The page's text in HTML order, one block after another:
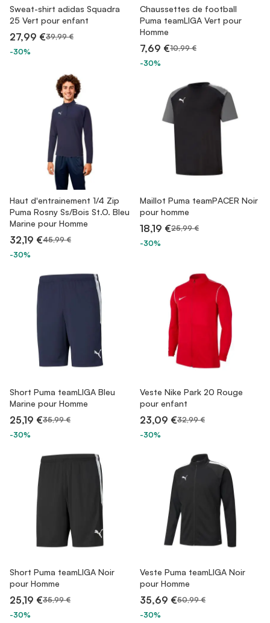
Sweat-shirt adidas Squadra
25 Vert pour enfant
27,99 €39,99 €
-30%
Chaussettes de football
Puma teamLIGA Vert pour
Homme
7,69 €10,99 €
-30%
Haut d'entrainement 1/4 Zip
Puma Rosny Ss/Bois St.O. Bleu
Marine pour Homme
32,19 €45,99 €
-30%
Maillot Puma teamPACER Noir
pour homme
18,19 €25,99 €
-30%
Short Puma teamLIGA Bleu
Marine pour Homme
25,19 €35,99 €
-30%
Veste Nike Park 20 Rouge
pour enfant
23,09 €32,99 €
-30%
Short Puma teamLIGA Noir
pour Homme
25,19 €35,99 €
-30%
Veste Puma teamLIGA Noir
pour Homme
35,69 €50,99 €
-30%